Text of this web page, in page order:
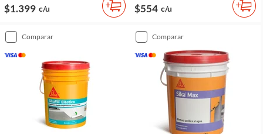
$1.399 c/u $554 c/u
comparar comparar